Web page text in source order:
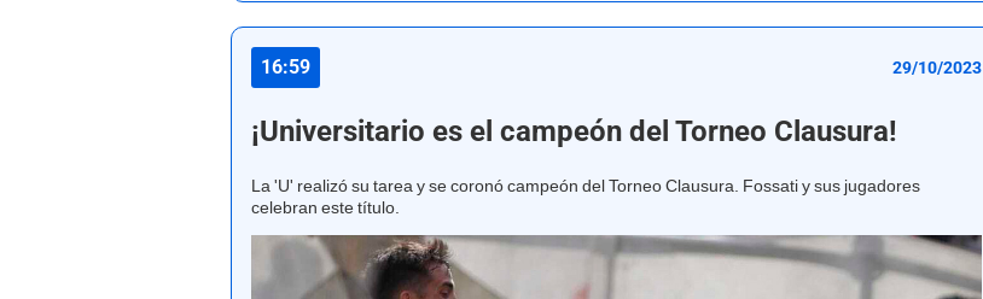
16:59 29/10/2023
¡Universitario es el campeón del Torneo Clausura!
La 'U' realizó su tarea y se coronó campeón del Torneo Clausura. Fossati y sus jugadores
celebran este título.